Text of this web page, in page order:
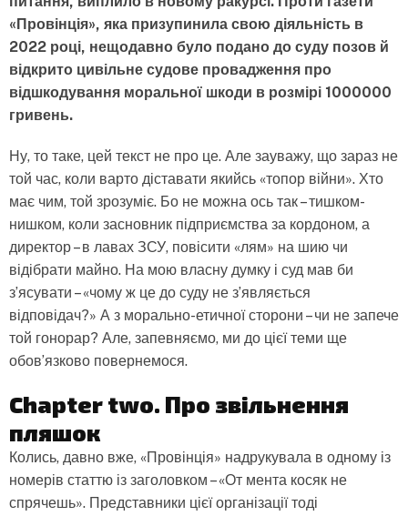
«Провінція», яка призупинила свою діяльність в
2022 році, нещодавно було подано до суду позов й
відкрито цивільне судове провадження про
відшкодування моральної шкоди в розмірі 1000000
гривень.
Ну, то таке, цей текст не про це. Але зауважу, що зараз не
той час, коли варто діставати якийсь «топор війни». Хто
має чим, той зрозуміє. Бо не можна ось так – тишком-
нишком, коли засновник підприємства за кордоном, а
директор – в лавах ЗСУ, повісити «лям» на шию чи
відібрати майно. На мою власну думку і суд мав би
з’ясувати – «чому ж це до суду не з’являється
відповідач?» А з морально-етичної сторони – чи не запече
той гонорар? Але, запевняємо, ми до цієї теми ще
обов’язково повернемося.
Chapter two. Про звільнення
пляшок
Колись, давно вже, «Провінція» надрукувала в одному із
номерів статтю із заголовком – «От мента косяк не
спрячешь». Представники цієї організації тоді